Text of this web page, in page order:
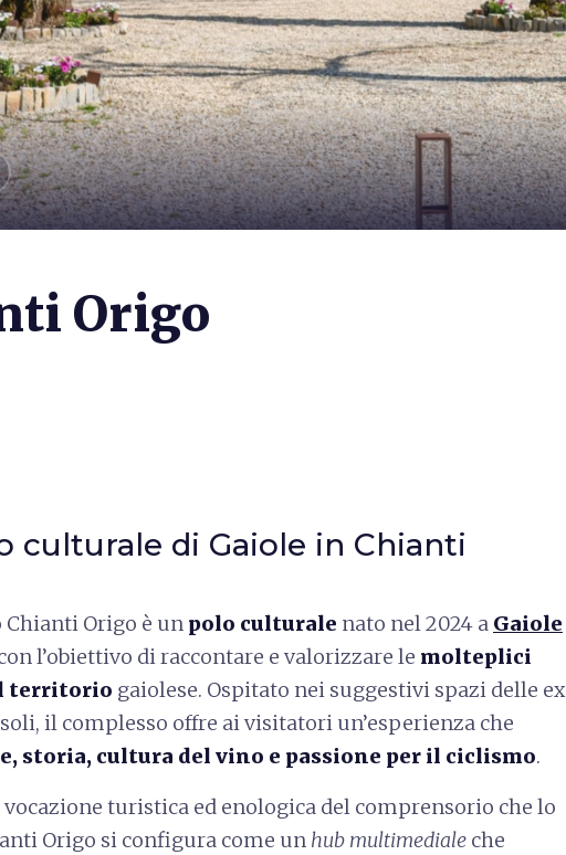
Origo
culturale di Gaiole in Chianti
Origo è un polo culturale nato nel 2024 a Gaiole
l’obiettivo di raccontare e valorizzare le molteplici
territorio gaiolese. Ospitato nei suggestivi spazi delle ex
il complesso offre ai visitatori un’esperienza che
storia, cultura del vino e passione per il ciclismo.
turistica ed enologica del comprensorio che lo
Origo si configura come un hub multimediale che